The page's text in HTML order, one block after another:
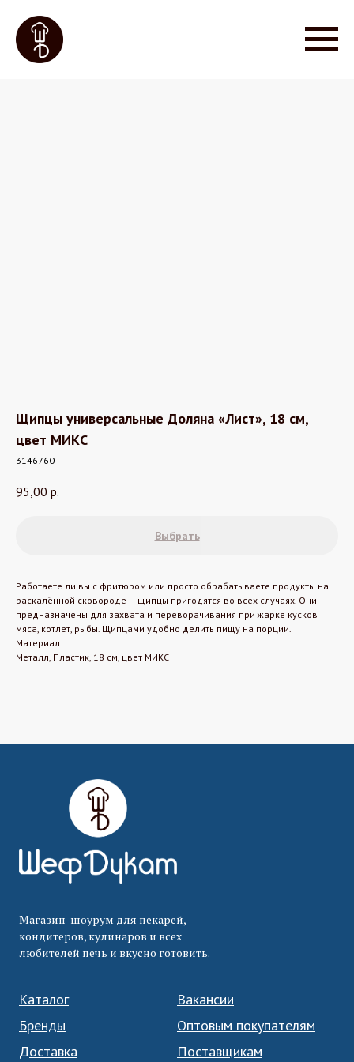
Щипцы универсальные Доляна «Лист», 18 см,
цвет МИКС
3146760
95,00 р.
Выбрать
Работаете ли вы с фритюром или просто обрабатываете продукты на
раскалённой сковороде — щипцы пригодятся во всех случаях. Они
предназначены для захвата и переворачивания при жарке кусков
мяса, котлет, рыбы. Щипцами удобно делить пищу на порции.
Материал
Металл, Пластик, 18 см, цвет МИКС
Магазин-шоурум для пекарей,
кондитеров, кулинаров и всех
любителей печь и вкусно готовить.
Каталог
Бренды
Доставка
Вакансии
Оптовым покупателям
Поставщикам